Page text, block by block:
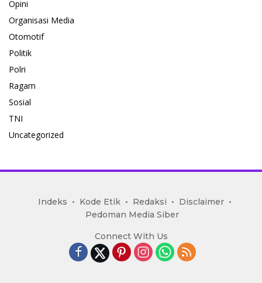
Opini
Organisasi Media
Otomotif
Politik
Polri
Ragam
Sosial
TNI
Uncategorized
mediakoran.com
Indeks Kode Etik Redaksi
Disclaimer
Pedoman Media Siber
Connect With Us